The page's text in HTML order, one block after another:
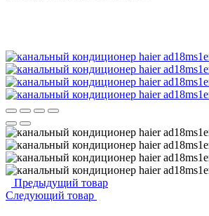
Предыдущий товар
Следующий товар